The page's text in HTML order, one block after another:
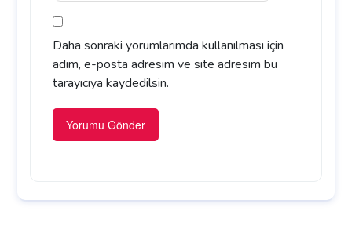
Daha sonraki yorumlarımda kullanılması için
adım, e-posta adresim ve site adresim bu
tarayıcıya kaydedilsin.